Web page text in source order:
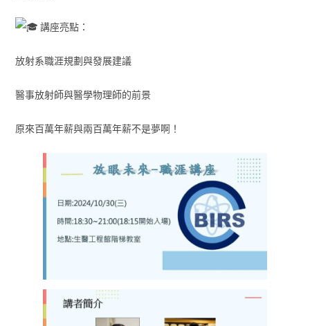
講座亮點：
放射系職涯規劃與發展建議
醫事放射師與醫學物理師的前景
原來百萬年薪與兩百萬年薪不是夢啊！